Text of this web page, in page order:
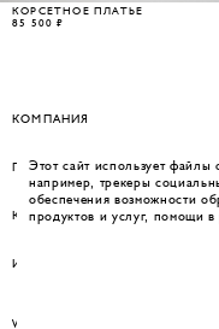
КОРСЕТНОЕ ПЛАТЬЕ
85 500 ₽
КОМПАНИЯ
ПОМОЩЬ
КОНТАКТЫ
ИНФОРМАЦИЯ
WEBSITE BY UMWELT
Этот сайт использует
например, трекеры
обеспечения возможности
продуктов и услуг, помощи в